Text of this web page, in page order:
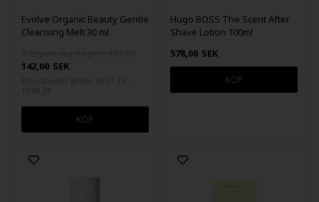
Evolve Organic Beauty Gentle
Cleansing Melt 30 ml
142,00 SEK
Hugo BOSS The Scent After
Shave Lotion 100ml
578,00 SEK